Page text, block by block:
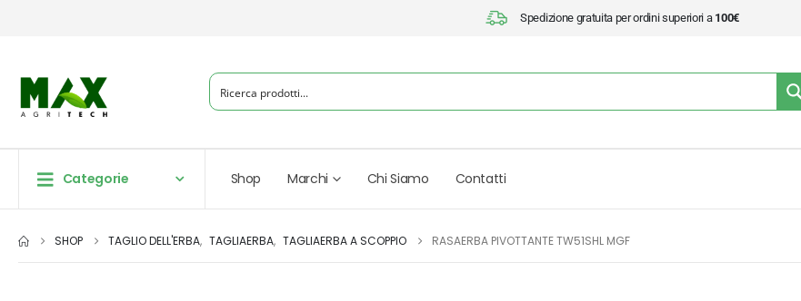
Spedizione gratuita per ordini superiori a 100€
Categorie Shop Marchi Chi Siamo Contatti
SHOP TAGLIO DELL'ERBA, TAGLIAERBA, TAGLIAERBA A SCOPPIO RASAERBA PIVOTTANTE TW51SHL MGF